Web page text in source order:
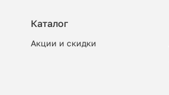
Каталог
Акции и скидки